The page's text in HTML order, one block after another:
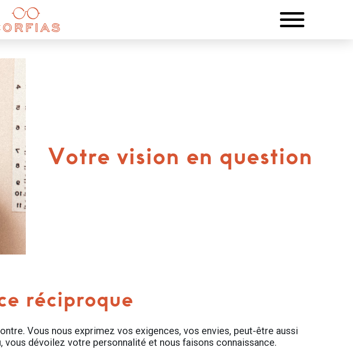
Votre vision en question
réciproque
Vous nous exprimez vos exigences, vos envies, peut-être aussi
vous dévoilez votre personnalité et nous faisons connaissance.